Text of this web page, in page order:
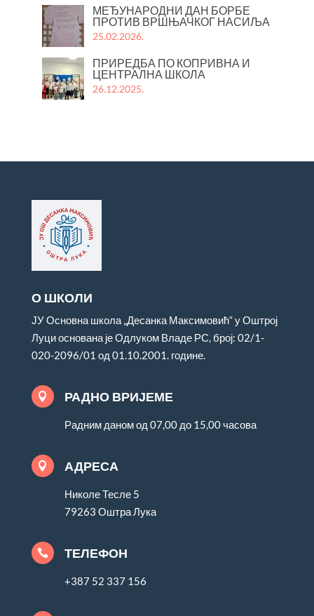
МЕЂУНАРОДНИ ДАН БОРБЕ
ПРОТИВ ВРШЊАЧКОГ НАСИЉА
25.02.2026.
ПРИРЕДБА ПО КОПРИВНА И
ЦЕНТРАЛНА ШКОЛА
26.12.2025.
О ШКОЛИ
ЈУ Основна школа „Десанка Максимовић“ у Оштрој
Луци основана је Одлуком Владе РС, број: 02/1-
020-2096/01 од 01.10.2001. године.
 РАДНО ВРИЈЕМЕ
Радним даном од 07,00 до 15,00 часова
 АДРЕСА
Николе Тесле 5
79263 Оштра Лука
 ТЕЛЕФОН
+387 52 337 156